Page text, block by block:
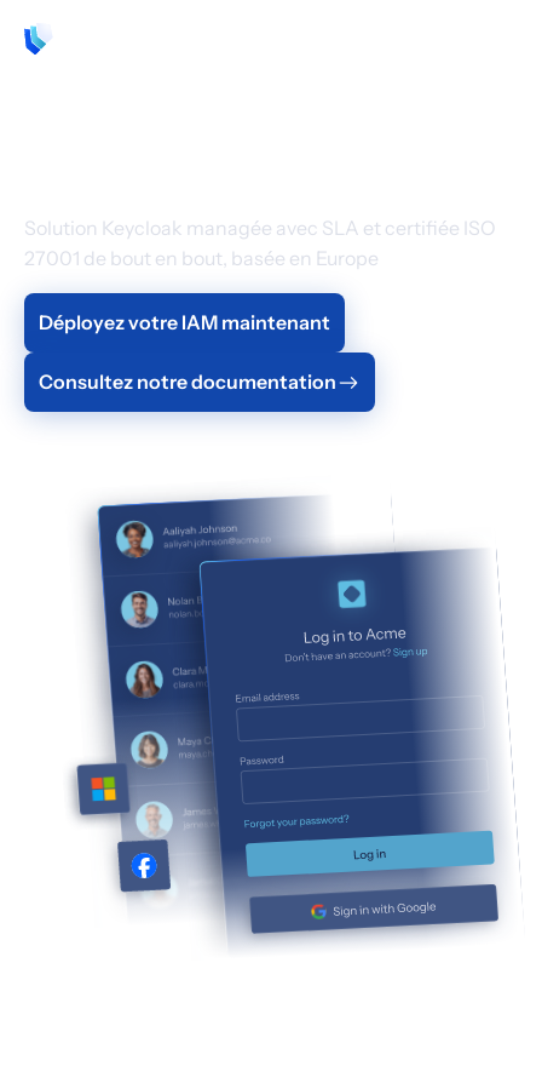
Solution Keycloak managée avec SLA et certifiée ISO
27001 de bout en bout, basée en Europe
Déployez votre IAM maintenant
Consultez notre documentation